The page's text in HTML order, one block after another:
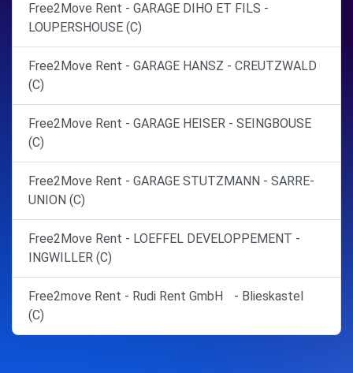
Free2Move Rent - GARAGE DIHO ET FILS -
LOUPERSHOUSE (C)
Free2Move Rent - GARAGE HANSZ - CREUTZWALD
(C)
Free2Move Rent - GARAGE HEISER - SEINGBOUSE
(C)
Free2Move Rent - GARAGE STUTZMANN - SARRE-
UNION (C)
Free2Move Rent - LOEFFEL DEVELOPPEMENT -
INGWILLER (C)
Free2move Rent - Rudi Rent GmbH - Blieskastel
(C)